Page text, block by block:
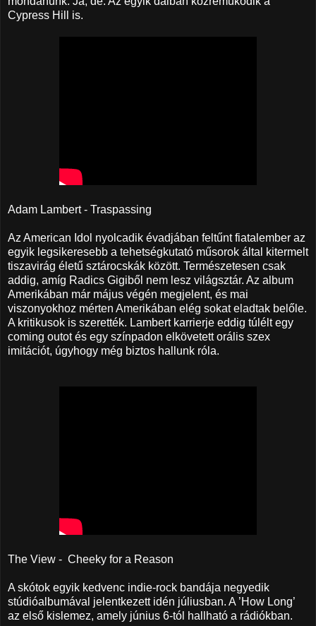
Cypress Hill is.
Adam Lambert - Traspassing
Az American Idol nyolcadik évadjában feltűnt fiatalember az
egyik legsikeresebb a tehetségkutató műsorok által kitermelt
tiszavirág életű sztárocskák között. Természetesen csak
addig, amíg Radics Gigiből nem lesz világsztár. Az album
Amerikában már május végén megjelent, és mai
viszonyokhoz mérten Amerikában elég sokat eladtak belőle.
A kritikusok is szerették. Lambert karrierje eddig túlélt egy
coming outot és egy színpadon elkövetett orális szex
imitációt, úgyhogy még biztos hallunk róla.
The View - Cheeky for a Reason
A skótok egyik kedvenc indie-rock bandája negyedik
stúdióalbumával jelentkezett idén júliusban. A ’How Long’
az első kislemez, amely június 6-tól hallható a rádiókban.